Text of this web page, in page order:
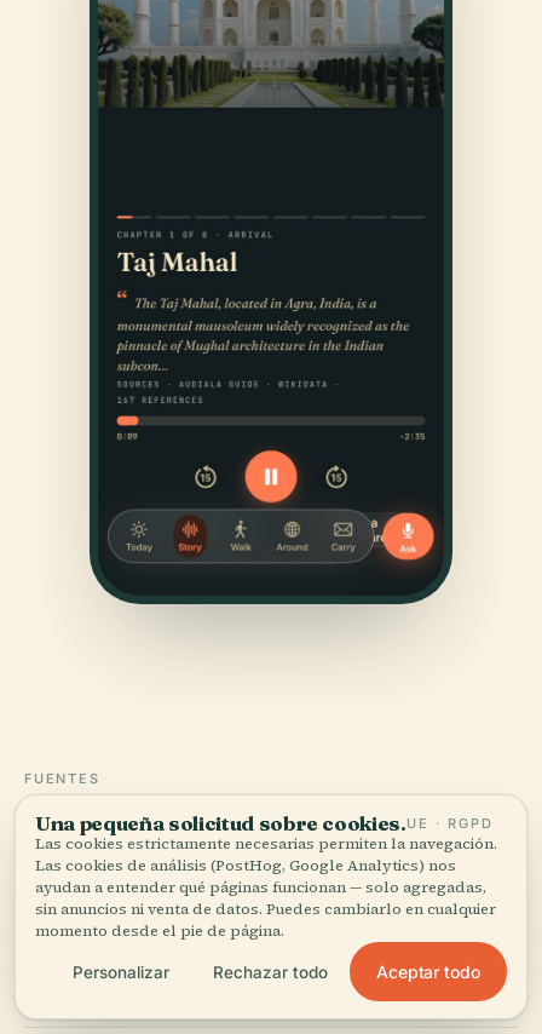
FUENTES
Verificado,y a la vista.
Investigado y redactado por el equipo editorial de
Audiala a partir de registros históricos, archivos
arquitectónicos y conocimiento local.
Última revisión: April 2026
Una pequeña solicitud sobre cookies.UE · RGPD
Las cookies estrictamente necesarias permiten la navegación.
Las cookies de análisis (PostHog, Google Analytics) nos
ayudan a entender qué páginas funcionan — solo agregadas,
sin anuncios ni venta de datos. Puedes cambiarlo en cualquier
momento desde el pie de página.
Personalizar Rechazar todo Aceptar todo